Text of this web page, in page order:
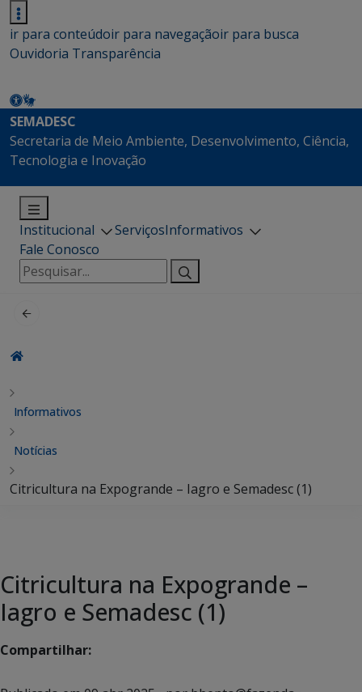
ir para conteúdoir para navegaçãoir para busca
Ouvidoria Transparência
SEMADESC
Secretaria de Meio Ambiente, Desenvolvimento, Ciência,
Tecnologia e Inovação
Institucional ServiçosInformativos
Fale Conosco
Pesquisar
por:
Informativos
Notícias
Citricultura na Expogrande – Iagro e Semadesc (1)
Citricultura na Expogrande –
Iagro e Semadesc (1)
Compartilhar: